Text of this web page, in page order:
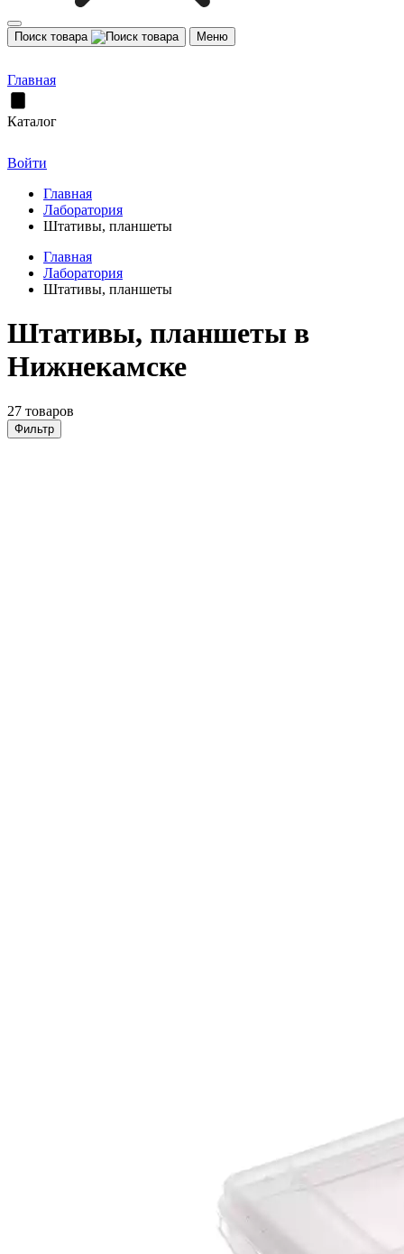
Поиск товара Меню
Главная
Каталог
Войти
Главная
Лаборатория
Штативы, планшеты
Главная
Лаборатория
Штативы, планшеты
Штативы, планшеты в
Нижнекамске
27 товаров
Фильтр